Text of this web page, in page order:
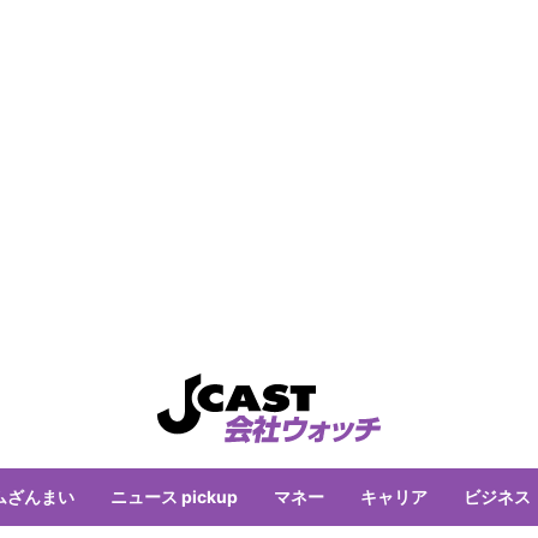
ざんまい ニュース pickup マネー キャリア ビジネス